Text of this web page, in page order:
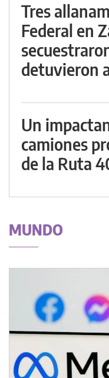
Tres
Federal en
detuvieron
Un
camiones
de la Ruta
MUNDO